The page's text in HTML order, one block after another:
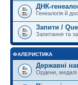
ДНК-
Генеалогія й
Запити /
Запитання та
ФАЛЕРИСТИКА
Державні
Ордени, медалі